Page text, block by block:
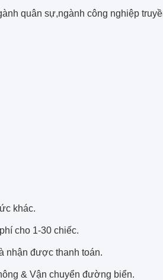
quân sự,ngành công nghiệp
khác.
cho 1-30 chiếc.
nhận được thanh toán.
& Vận chuyển đường biển.